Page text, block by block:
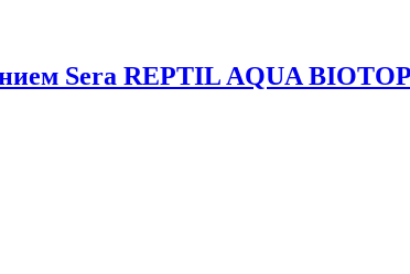
Sera REPTIL AQUA